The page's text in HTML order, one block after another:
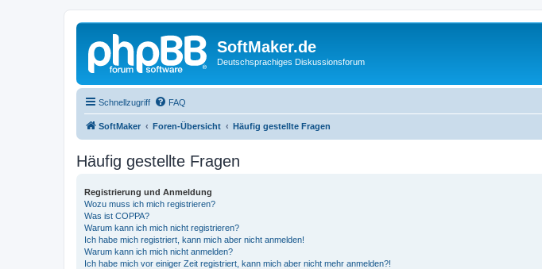
SoftMaker.de
Deutschsprachiges Diskussionsforum
Schnellzugriff FAQ
SoftMaker Foren-Übersicht Häufig gestellte Fragen
Häufig gestellte Fragen
Registrierung und Anmeldung
Wozu muss ich mich registrieren?
Was ist COPPA?
Warum kann ich mich nicht registrieren?
Ich habe mich registriert, kann mich aber nicht anmelden!
Warum kann ich mich nicht anmelden?
Ich habe mich vor einiger Zeit registriert, kann mich aber nicht mehr anmelden?!